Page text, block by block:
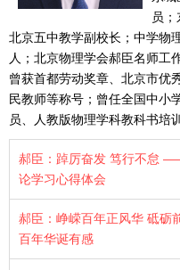
员；
北京五中教学副校长；中学物
人；北京物理学会郝臣名师工
曾获首都劳动奖章、北京市优
民教师等称号；曾任全国中小
员、人教版物理学科教科书培
郝臣：踔厉奋发 笃行不怠
论学习心得体会
郝臣：峥嵘百年正风华 砥砺
百年华诞有感